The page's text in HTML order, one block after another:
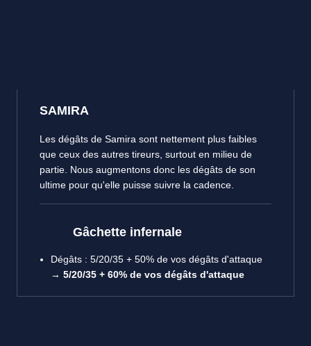
SAMIRA
Les dégâts de Samira sont nettement plus faibles
que ceux des autres tireurs, surtout en milieu de
partie. Nous augmentons donc les dégâts de son
ultime pour qu'elle puisse suivre la cadence.
Gâchette infernale
Dégâts : 5/20/35 + 50% de vos dégâts d'attaque
→ 5/20/35 + 60% de vos dégâts d'attaque